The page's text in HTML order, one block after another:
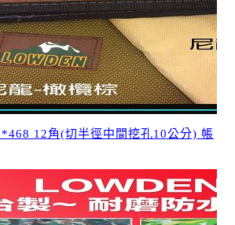
12角(切半徑中間挖孔10公分) 帳